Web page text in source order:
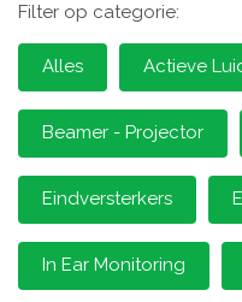
Filter op categorie:
Alles Actieve
Beamer - Projector
Eindversterkers
In Ear Monitoring